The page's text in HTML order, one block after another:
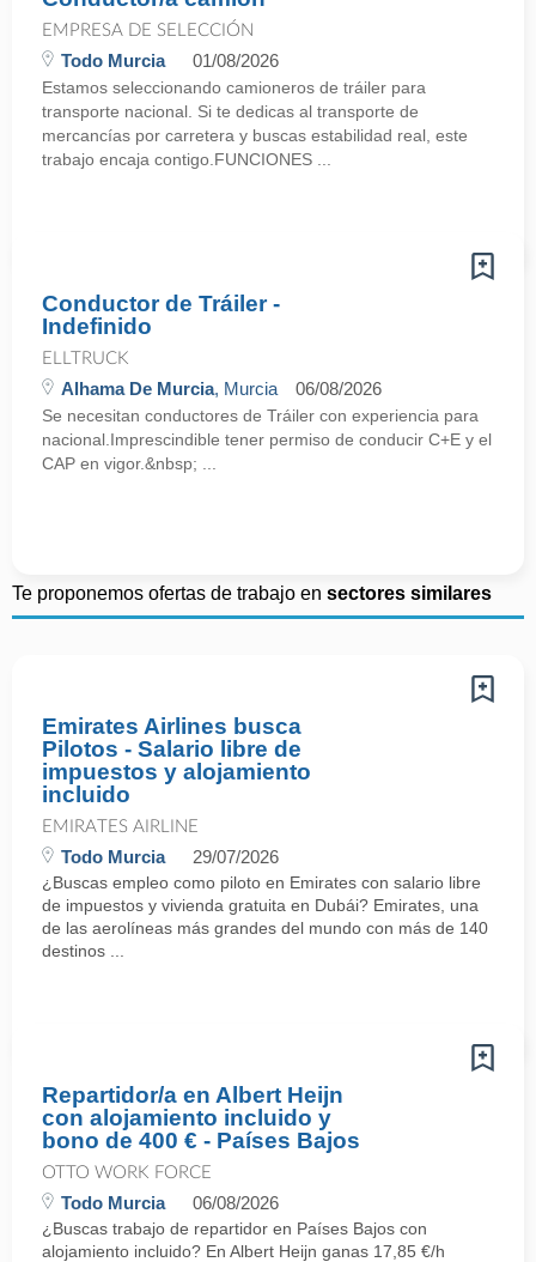
EMPRESA DE SELECCIÓN
Todo Murcia 01/08/2026
Estamos seleccionando camioneros de tráiler para
transporte nacional. Si te dedicas al transporte de
mercancías por carretera y buscas estabilidad real, este
trabajo encaja contigo.FUNCIONES ...
Conductor de Tráiler -
Indefinido
ELLTRUCK
Alhama De Murcia, Murcia 06/08/2026
Se necesitan conductores de Tráiler con experiencia para
nacional.Imprescindible tener permiso de conducir C+E y el
CAP en vigor.&nbsp; ...
Te proponemos ofertas de trabajo en sectores similares
Emirates Airlines busca
Pilotos - Salario libre de
impuestos y alojamiento
incluido
EMIRATES AIRLINE
Todo Murcia 29/07/2026
¿Buscas empleo como piloto en Emirates con salario libre
de impuestos y vivienda gratuita en Dubái? Emirates, una
de las aerolíneas más grandes del mundo con más de 140
destinos ...
Repartidor/a en Albert Heijn
con alojamiento incluido y
bono de 400 € - Países Bajos
OTTO WORK FORCE
Todo Murcia 06/08/2026
¿Buscas trabajo de repartidor en Países Bajos con
alojamiento incluido? En Albert Heijn ganas 17,85 €/h